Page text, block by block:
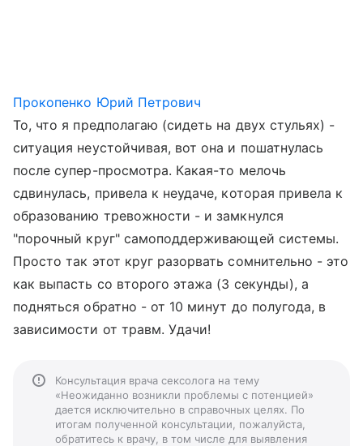
Прокопенко Юрий Петрович
То, что я предполагаю (сидеть на двух стульях) -
ситуация неустойчивая, вот она и пошатнулась
после супер-просмотра. Какая-то мелочь
сдвинулась, привела к неудаче, которая привела к
образованию тревожности - и замкнулся
"порочный круг" самоподдерживающей системы.
Просто так этот круг разорвать сомнительно - это
как выпасть со второго этажа (3 секунды), а
подняться обратно - от 10 минут до полугода, в
зависимости от травм. Удачи!
Консультация врача сексолога на тему
«Неожиданно возникли проблемы с потенцией»
дается исключительно в справочных целях. По
итогам полученной консультации, пожалуйста,
обратитесь к врачу, в том числе для выявления